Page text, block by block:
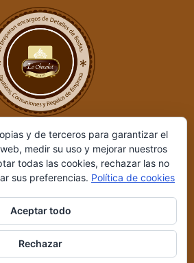
de privacidad
y de terceros para garantizar el
medir su uso y mejorar nuestros
todas las cookies, rechazar las no
sus preferencias. Política de cookies
Aceptar todo
Rechazar